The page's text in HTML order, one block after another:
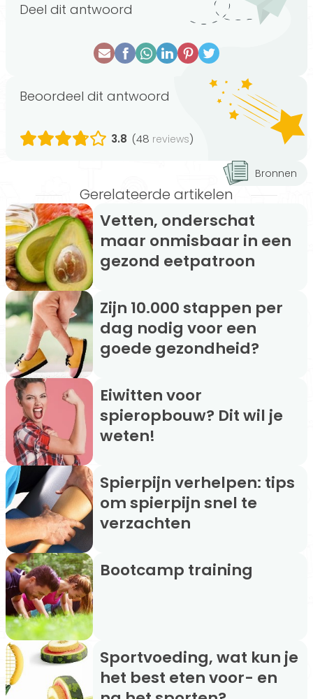
Deel dit antwoord
Beoordeel dit antwoord
3.8 (48 reviews)
Bronnen
Gerelateerde artikelen
Vetten, onderschat
maar onmisbaar in een
gezond eetpatroon
Zijn 10.000 stappen per
dag nodig voor een
goede gezondheid?
Eiwitten voor
spieropbouw? Dit wil je
weten!
Spierpijn verhelpen: tips
om spierpijn snel te
verzachten
Bootcamp training
Sportvoeding, wat kun je
het best eten voor- en